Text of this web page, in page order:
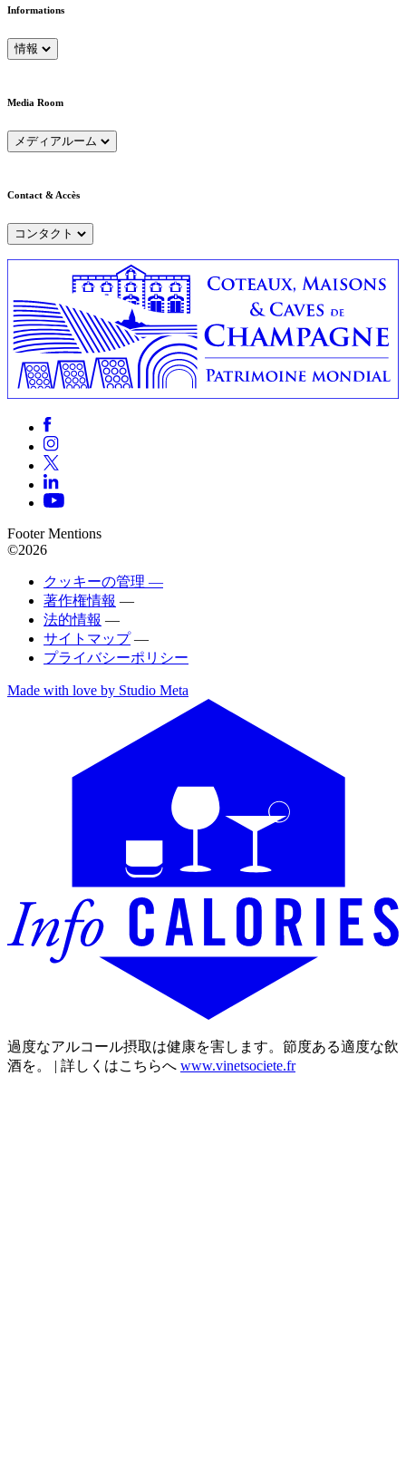
Informations
情報
Media Room
メディアルーム
Contact & Accès
コンタクト
Footer Mentions
©2026
クッキーの管理 —
著作権情報 —
法的情報 —
サイトマップ —
プライバシーポリシー
Made with love by Studio Meta
過度なアルコール摂取は健康を害します。節度ある適度な飲
酒を。 | 詳しくはこちらへ www.vinetsociete.fr